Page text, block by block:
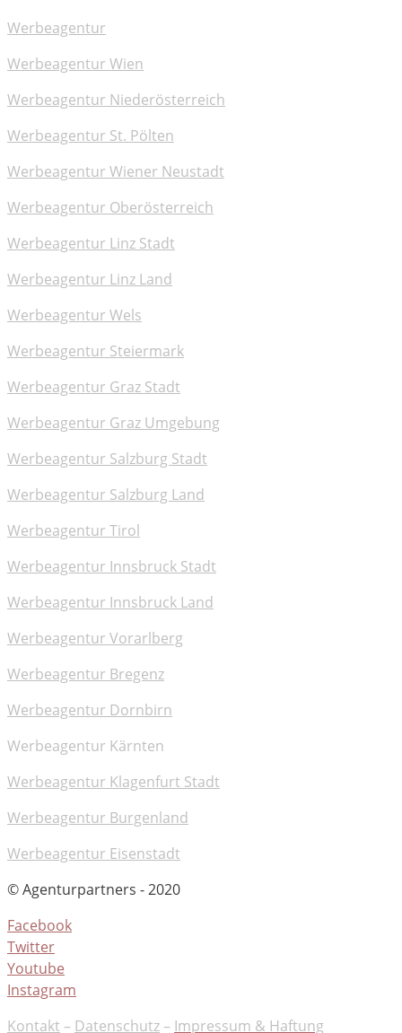
Werbeagentur
Werbeagentur Wien
Werbeagentur Niederösterreich
Werbeagentur St. Pölten
Werbeagentur Wiener Neustadt
Werbeagentur Oberösterreich
Werbeagentur Linz Stadt
Werbeagentur Linz Land
Werbeagentur Wels
Werbeagentur Steiermark
Werbeagentur Graz Stadt
Werbeagentur Graz Umgebung
Werbeagentur Salzburg Stadt
Werbeagentur Salzburg Land
Werbeagentur Tirol
Werbeagentur Innsbruck Stadt
Werbeagentur Innsbruck Land
Werbeagentur Vorarlberg
Werbeagentur Bregenz
Werbeagentur Dornbirn
Werbeagentur Kärnten
Werbeagentur Klagenfurt Stadt
Werbeagentur Burgenland
Werbeagentur Eisenstadt
© Agenturpartners - 2020
Facebook
Twitter
Youtube
Instagram
Kontakt – Datenschutz – Impressum & Haftung